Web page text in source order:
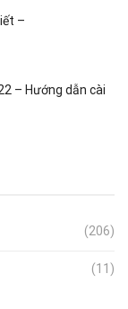
–
– Hướng dẫn cài
(206)
(11)